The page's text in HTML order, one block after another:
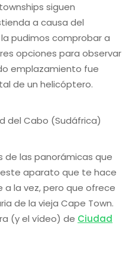
siguen
a causa del
pudimos comprobar a
opciones para observar
emplazamiento fue
de un helicóptero.
de las panorámicas que
aparato que te hace
a la vez, pero que ofrece
de la vieja Cape Town.
(y el vídeo) de Ciudad